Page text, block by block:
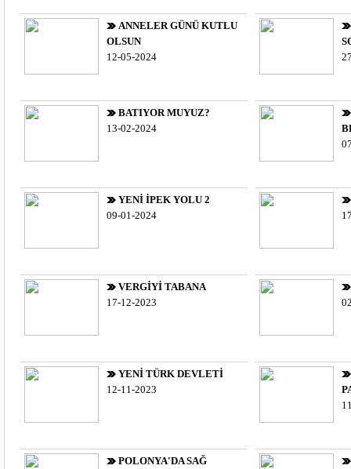
ANNELER GÜNÜ KUTLU
OLSUN
12-05-2024
BATIYOR MUYUZ?
13-02-2024
YENİ İPEK YOLU 2
09-01-2024
VERGİYİ TABANA
17-12-2023
YENİ TÜRK DEVLETİ
12-11-2023
POLONYA'DA SAĞ